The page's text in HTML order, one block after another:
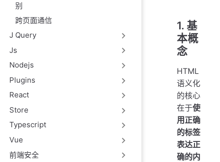
别
跨页面通信
J Query
Js
Nodejs
Plugins
React
Store
Typescript
Vue
前端安全
1. 基
本概
念
HTML
语义化
的核心
在于使
用正确
的标签
表达正
确的内